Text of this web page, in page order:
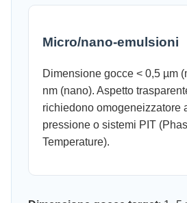
Micro/nano-emulsioni
Dimensione gocce < 0,5 µm
nm (nano). Aspetto
richiedono omogeneizzatore
pressione o sistemi PIT
Temperature).